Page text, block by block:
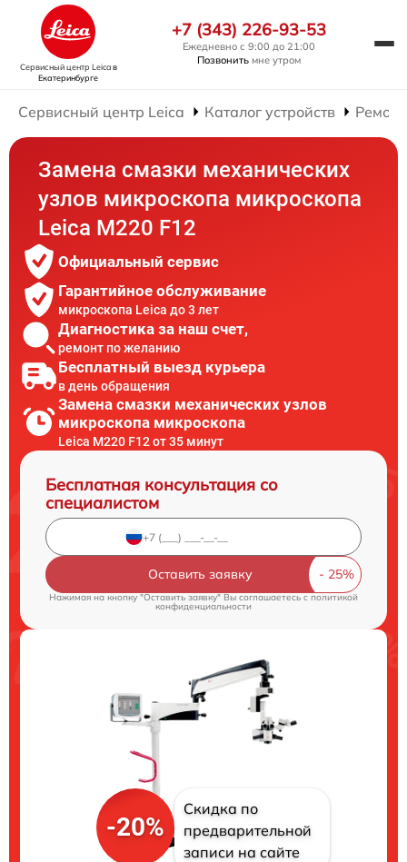
Сервисный центр Leicaв
Екатеринбурге
+7 (343) 226-93-53
Ежедневно с 9:00 до 21:00
Позвонить мне утром
Сервисный центр Leica Каталог устройств
Замена смазки механических
узлов микроскопа микроскопа
Leica M220 F12
Официальный сервис
Гарантийное обслуживание
микроскопа Leica до 3 лет
Диагностика за наш счет,
ремонт по желанию
Бесплатный выезд курьера
в день обращения
Замена смазки механических узлов
микроскопа микроскопа
Leica M220 F12 от 35 минут
Бесплатная консультация со
специалистом
Оставить заявку
Нажимая на кнопку "Оставить заявку" Вы соглашаетесь cполитикой
конфиденциальности
-20%
Скидка по
предварительной
записи на сайте